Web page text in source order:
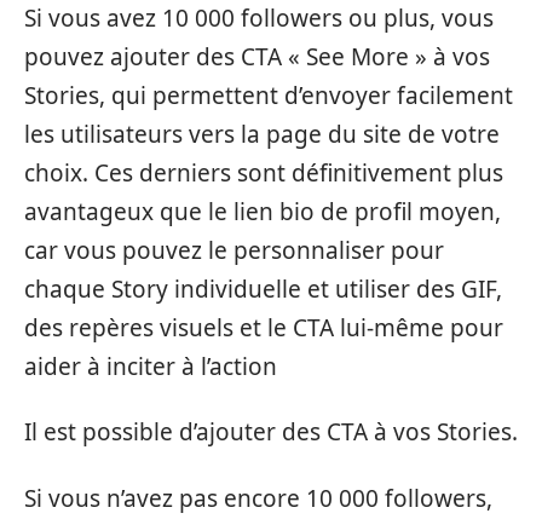
Si vous avez 10 000 followers ou plus, vous
pouvez ajouter des CTA « See More » à vos
Stories, qui permettent d’envoyer facilement
les utilisateurs vers la page du site de votre
choix. Ces derniers sont définitivement plus
avantageux que le lien bio de profil moyen,
car vous pouvez le personnaliser pour
chaque Story individuelle et utiliser des GIF,
des repères visuels et le CTA lui-même pour
aider à inciter à l’action
Il est possible d’ajouter des CTA à vos Stories.
Si vous n’avez pas encore 10 000 followers,